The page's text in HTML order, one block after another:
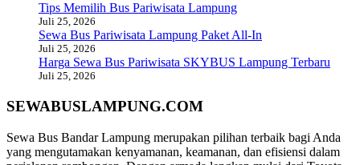
Tips Memilih Bus Pariwisata Lampung
Juli 25, 2026
Sewa Bus Pariwisata Lampung Paket All-In
Juli 25, 2026
Harga Sewa Bus Pariwisata SKYBUS Lampung Terbaru
Juli 25, 2026
SEWABUSLAMPUNG.COM
Sewa Bus Bandar Lampung merupakan pilihan terbaik bagi Anda
yang mengutamakan kenyamanan, keamanan, dan efisiensi dalam